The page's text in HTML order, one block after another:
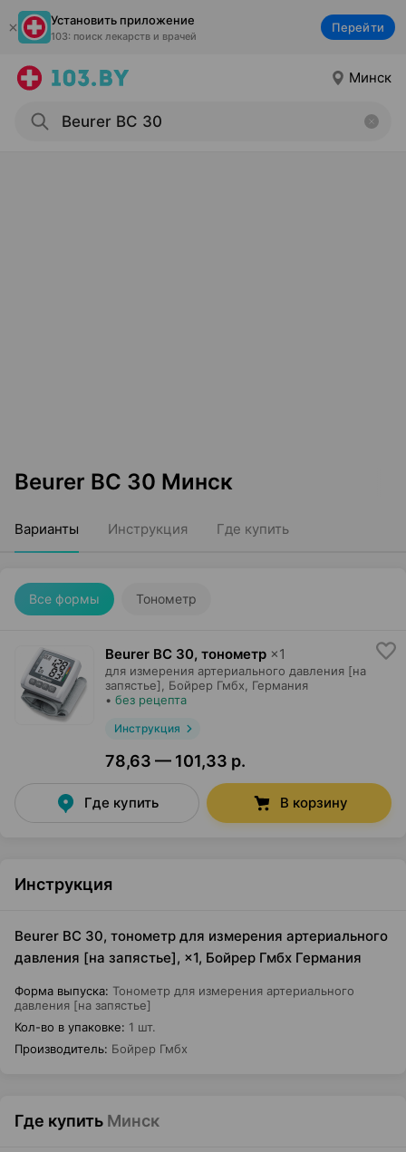
Установить приложение
103: поиск лекарств и врачей
Перейти
Минск
Beurer BC 30 Минск
Варианты Инструкция Где купить
Все формы Тонометр
Beurer BC 30, тонометр ×1
для измерения артериального давления [на
запястье],
Бойрер Гмбх , Германия
• без рецепта
Инструкция
78,63 — 101,33 р.
Где купить В корзину
Инструкция
Beurer BC 30, тонометр для измерения артериального
давления [на запястье], ×1, Бойрер Гмбх Германия
Форма выпуска: Тонометр для измерения артериального
давления [на запястье]
Кол-во в упаковке: 1 шт.
Производитель: Бойрер Гмбх
Где купить Минск